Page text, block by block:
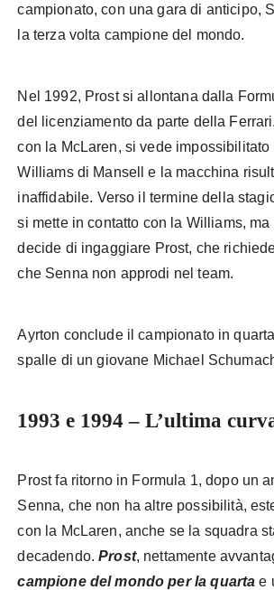
campionato, con una gara di anticipo,
la terza volta campione del mondo.
Nel 1992, Prost si allontana dalla
del licenziamento da parte della
con la McLaren, si vede impossibilitato
Williams di Mansell e la macchina
inaffidabile. Verso il termine della
si mette in contatto con la Williams,
decide di ingaggiare Prost, che
che Senna non approdi nel team.
Ayrton conclude il campionato in
spalle di un giovane Michael
1993 e 1994 – L’ultima
Prost fa ritorno in Formula 1, dopo un
Senna, che non ha altre possibilità,
con la McLaren, anche se la squadra
decadendo.Prost, nettamente
campione del mondo per la quarta e